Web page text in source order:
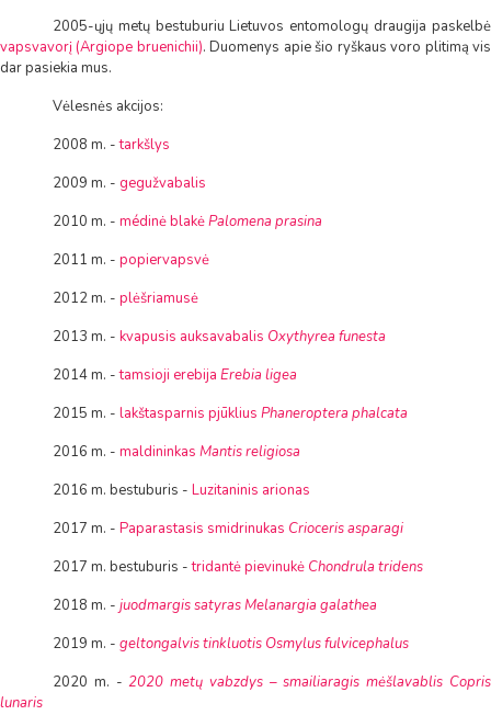
2005-ųjų metų bestuburiu Lietuvos entomologų draugija paskelbė
vapsvavorį (Argiope bruenichii). Duomenys apie šio ryškaus voro plitimą vis
dar pasiekia mus.
Vėlesnės akcijos:
2008 m. -tarkšlys
2009 m. - gegužvabalis
2010 m. - médinė blakėPalomena prasina
2011 m. - popiervapsvė
2012 m. - plėšriamusė
2013 m. - kvapusis auksavabalis Oxythyrea funesta
2014 m. -tamsioji erebija Erebia ligea
2015 m. - lakštasparnis pjūklius Phaneroptera phalcata
2016 m. - maldininkas Mantis religiosa
2016 m. bestuburis - Luzitaninis arionas
2017 m. - Paparastasis smidrinukas Crioceris asparagi
2017 m. bestuburis -tridantė pievinukė Chondrula tridens
2018 m. - juodmargis satyras Melanargia galathea
2019 m. - geltongalvis tinkluotis Osmylus fulvicephalus
2020 m. -2020 metų vabzdys – smailiaragis mėšlavablis Copris
lunaris